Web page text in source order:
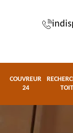
COUVREUR
24